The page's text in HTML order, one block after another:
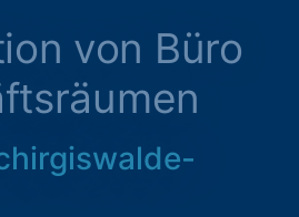
von Büro